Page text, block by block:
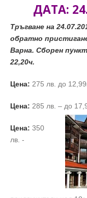
ДАТА: 24
Тръгване на
обратно пристигане
Варна. Сборен
22,20ч.
Цена: 275 лв. до
Цена: 285 лв. – до
Цена: 350
лв. -